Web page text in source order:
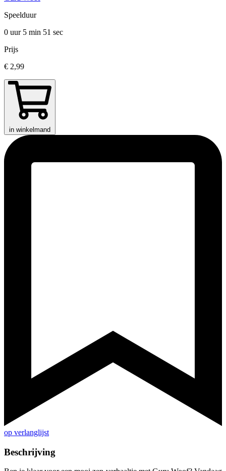
Speelduur
0 uur 5 min 51 sec
Prijs
€ 2,99
in winkelmand
op verlanglijst
Beschrijving